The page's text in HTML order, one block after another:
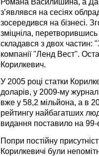
з’являвся на сесіях
зосередився на бізнесі.
зміцніла,
складався з двох частин:
компанії "Ленд Вест".
Корилкевич.
У 2005 році статки
доларів, у 2009-му
вже у 58,2 мільйона, а в
рейтингу найбагатших
видання поставило на 99-
Попри постійну
Корилкевичі були